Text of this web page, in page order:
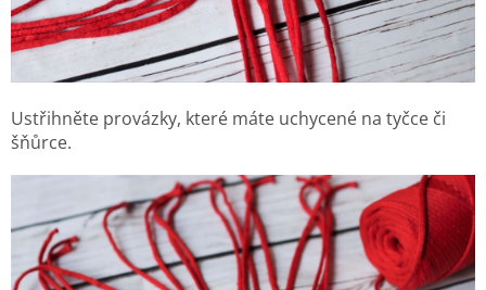
Ustřihněte provázky, které máte uchycené na tyčce či
šňůrce.